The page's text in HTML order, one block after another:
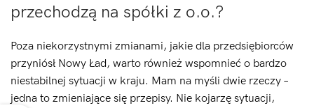
przechodzą na spółki z o.o.?
Poza niekorzystnymi zmianami, jakie dla przedsiębiorców
przyniósł Nowy Ład, warto również wspomnieć o bardzo
niestabilnej sytuacji w kraju. Mam na myśli dwie rzeczy –
jedna to zmieniające się przepisy. Nie kojarzę sytuacji,